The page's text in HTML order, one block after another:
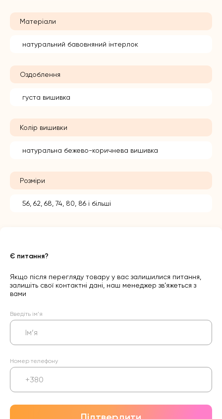
Матеріали
натуральний бавовняний інтерлок
Оздоблення
густа вишивка
Колір вишивки
натуральна бежево-коричнева вишивка
Розміри
56, 62, 68, 74, 80, 86 і більші
Є питання?
Якщо після перегляду товару у вас залишилися питання,
залишіть свої контактні дані, наш менеджер зв’яжеться з
вами
Введіть ім’я
Номер телефону